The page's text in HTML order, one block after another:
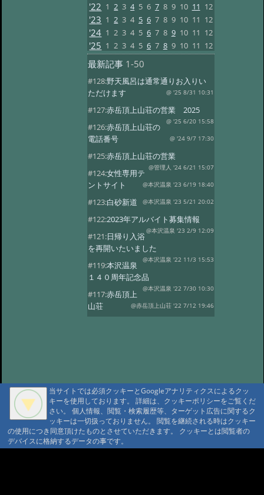
'22 1 2 3 4 5 6 7 8 9 10 11 12
'23 1 2 3 4 5 6 7 8 9 10 11 12
'24 1 2 3 4 5 6 7 8 9 10 11 12
'25 1 2 3 4 5 6 7 8 9 10 11 12
最新記事 1-50
#128:野天風呂は通常通りお入りい
ただけます
@ '25 8/31 10:31
#127:赤岳頂上山荘の営業 2025
@ '25 6/20 15:58
#126:赤岳頂上山荘の
電話番号
@ '24 9/7 17:30
#125:赤岳頂上山荘の営業
@管理人 '24 6/21 15:07
#124:女性専用テ
ントサイト
@本沢温泉 '23 6/19 18:40
#123:白砂新道 @本沢温泉 '23 5/21 20:02
#122:2023年アルバイト募集情報
@本沢温泉 '23 2/9 12:09
#121:日帰り入浴
を再開いたいました
@本沢温泉 '22 11/3 15:53
#119:本沢温泉
１４０周年記念品
@本沢温泉 '22 7/30 10:30
#117:赤岳頂上
山荘
@赤岳頂上山荘 '22 7/12 19:46
予定
#111:野天風呂再開のお知らせ
@ '21 9/16 13:41
#110: 現在野天風呂は
ご利用いただけません
@ '21 9/1 10:24
#109: 2021年度 【本沢温泉】今シー
当サイトでは必須クッキーとGoogleアナリティクスによるクッ
キーを使用しております。 詳細は、クッキーポリシーをご覧くだ
さい。 個人情報、閲覧・検索履歴等、ターゲット広告に関するク
ッキーは一切扱っておりません。 閲覧を継続される時はクッキー
の使用につき同意頂けたものとさせていただきます。 クッキーとは閲覧者の
デバイスに格納するデータの事です。